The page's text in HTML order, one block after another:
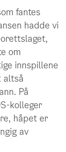
fantes
hadde vi
om
innspillene
altså
På
kolleger
håpet er
av